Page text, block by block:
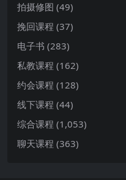
拍摄修图 (49)
挽回课程 (37)
电子书 (283)
私教课程 (162)
约会课程 (128)
线下课程 (44)
综合课程 (1,053)
聊天课程 (363)